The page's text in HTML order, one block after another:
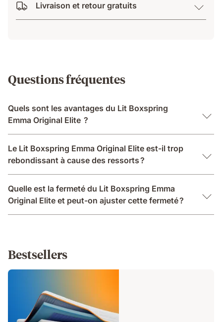
Livraison et retour gratuits
Questions fréquentes
Quels sont les avantages du Lit Boxspring
Emma Original Elite ?
Le Lit Boxspring Emma Original Elite est-il trop
rebondissant à cause des ressorts ?
Quelle est la fermeté du Lit Boxspring Emma
Original Elite et peut-on ajuster cette fermeté ?
Bestsellers